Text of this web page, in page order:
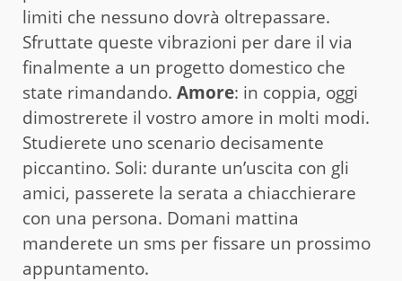
limiti che nessuno dovrà oltrepassare.
Sfruttate queste vibrazioni per dare il via
finalmente a un progetto domestico che
state rimandando. Amore: in coppia, oggi
dimostrerete il vostro amore in molti modi.
Studierete uno scenario decisamente
piccantino. Soli: durante un’uscita con gli
amici, passerete la serata a chiacchierare
con una persona. Domani mattina
manderete un sms per fissare un prossimo
appuntamento.